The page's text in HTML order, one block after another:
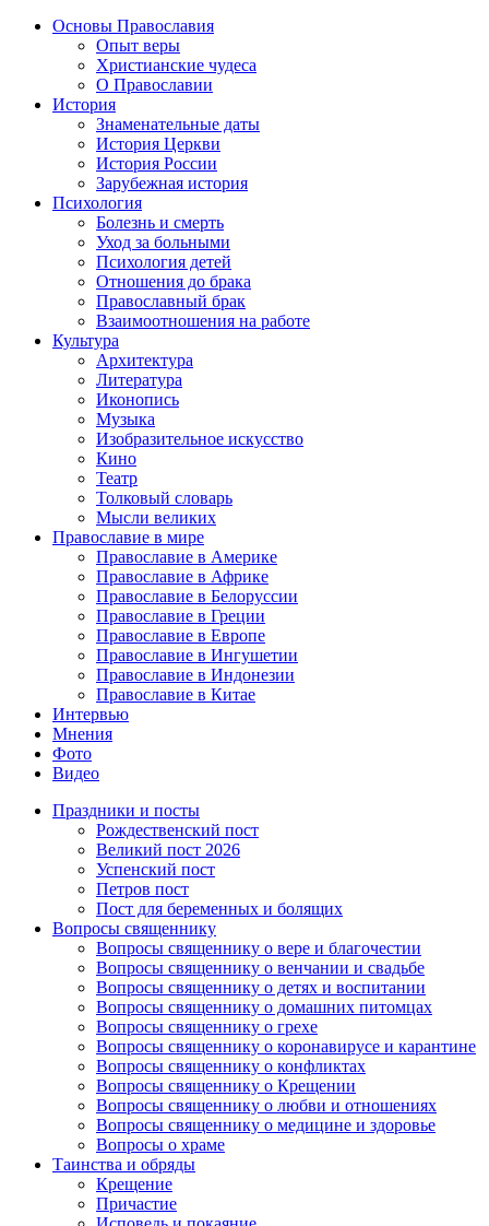
Основы Православия
Опыт веры
Христианские чудеса
О Православии
История
Знаменательные даты
История Церкви
История России
Зарубежная история
Психология
Болезнь и смерть
Уход за больными
Психология детей
Отношения до брака
Православный брак
Взаимоотношения на работе
Культура
Архитектура
Литература
Иконопись
Музыка
Изобразительное искусство
Кино
Театр
Толковый словарь
Мысли великих
Православие в мире
Православие в Америке
Православие в Африке
Православие в Белоруссии
Православие в Греции
Православие в Европе
Православие в Ингушетии
Православие в Индонезии
Православие в Китае
Интервью
Мнения
Фото
Видео
Праздники и посты
Рождественский пост
Великий пост 2026
Успенский пост
Петров пост
Пост для беременных и болящих
Вопросы священнику
Вопросы священнику о вере и благочестии
Вопросы священнику о венчании и свадьбе
Вопросы священнику о детях и воспитании
Вопросы священнику о домашних питомцах
Вопросы священнику о грехе
Вопросы священнику о коронавирусе и карантине
Вопросы священнику о конфликтах
Вопросы священнику о Крещении
Вопросы священнику о любви и отношениях
Вопросы священнику о медицине и здоровье
Вопросы о храме
Таинства и обряды
Крещение
Причастие